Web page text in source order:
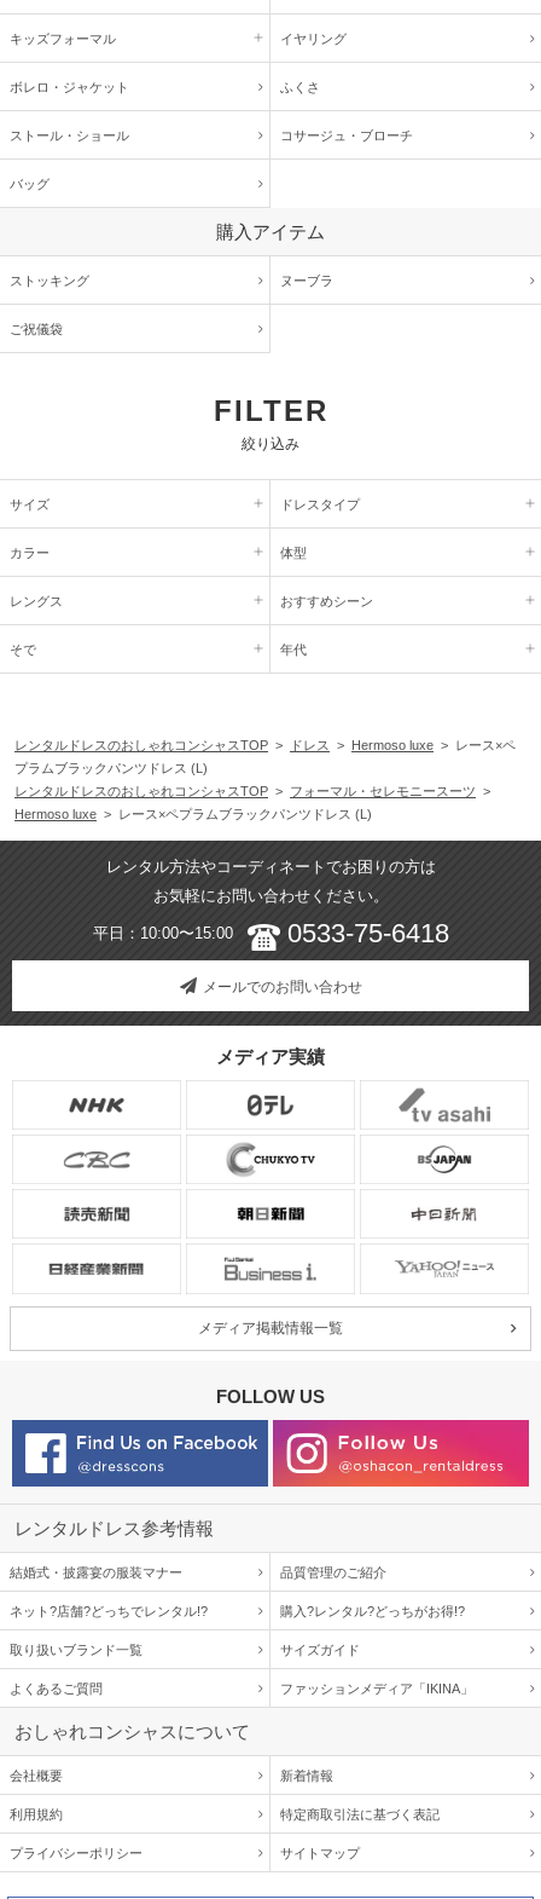
キッズフォーマル イヤリング
ボレロ・ジャケット ふくさ
ストール・ショール コサージュ・ ブローチ
バッグ
購入アイテム
ストッキング ヌーブラ
ご祝儀袋
FILTER
絞り込み
サイズ ドレスタイプ
カラー 体型
レングス おすすめシーン
そで 年代
レンタルドレスのおしゃれコンシャスTOP > ドレス > Hermoso luxe > レース×ペ
プラムブラックパンツドレス (L)
レンタルドレスのおしゃれコンシャスTOP > フォーマル・セレモニースーツ >
Hermoso luxe > レース×ペプラムブラックパンツドレス (L)
レンタル方法やコーディネートでお困りの方は
お気軽にお問い合わせください。
平日：10:00〜15:00 0533-75-6418
メールでのお問い合わせ
メディア実績
メディア掲載情報一覧
FOLLOW US
レンタルドレス参考情報
結婚式・披露宴の服装マナー 品質管理のご紹介
ネット?店舗?どっちでレンタル!? 購入?レンタル?どっちがお得!?
取り扱いブランド一覧 サイズガイド
よくあるご質問 ファッションメディア「IKINA」
おしゃれコンシャスについて
会社概要 新着情報
利用規約 特定商取引法に基づく表記
プライバシーポリシー サイトマップ